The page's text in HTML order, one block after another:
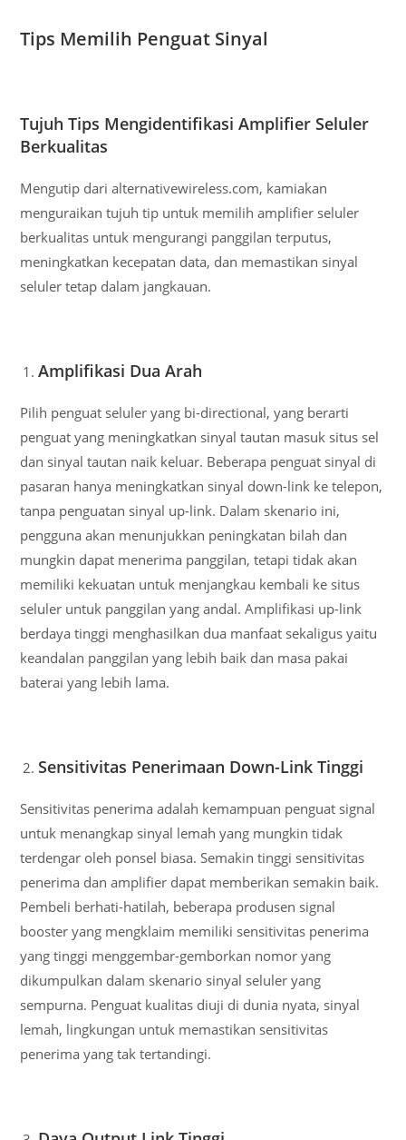
Tips Memilih Penguat Sinyal
Tujuh Tips Mengidentifikasi Amplifier Seluler
Berkualitas
Mengutip dari alternativewireless.com, kamiakan
menguraikan tujuh tip untuk memilih amplifier seluler
berkualitas untuk mengurangi panggilan terputus,
meningkatkan kecepatan data, dan memastikan sinyal
seluler tetap dalam jangkauan.
Amplifikasi Dua Arah
Pilih penguat seluler yang bi-directional, yang berarti
penguat yang meningkatkan sinyal tautan masuk situs sel
dan sinyal tautan naik keluar. Beberapa penguat sinyal di
pasaran hanya meningkatkan sinyal down-link ke telepon,
tanpa penguatan sinyal up-link. Dalam skenario ini,
pengguna akan menunjukkan peningkatan bilah dan
mungkin dapat menerima panggilan, tetapi tidak akan
memiliki kekuatan untuk menjangkau kembali ke situs
seluler untuk panggilan yang andal. Amplifikasi up-link
berdaya tinggi menghasilkan dua manfaat sekaligus yaitu
keandalan panggilan yang lebih baik dan masa pakai
baterai yang lebih lama.
Sensitivitas Penerimaan Down-Link Tinggi
Sensitivitas penerima adalah kemampuan penguat signal
untuk menangkap sinyal lemah yang mungkin tidak
terdengar oleh ponsel biasa. Semakin tinggi sensitivitas
penerima dan amplifier dapat memberikan semakin baik.
Pembeli berhati-hatilah, beberapa produsen signal
booster yang mengklaim memiliki sensitivitas penerima
yang tinggi menggembar-gemborkan nomor yang
dikumpulkan dalam skenario sinyal seluler yang
sempurna. Penguat kualitas diuji di dunia nyata, sinyal
lemah, lingkungan untuk memastikan sensitivitas
penerima yang tak tertandingi.